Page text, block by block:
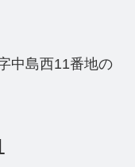
中島西11番地の